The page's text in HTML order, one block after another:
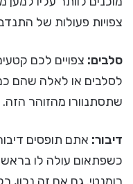
צפויות פעולות של
סלבים: צפויים לכם
לסלבים או לאלה שהם
שתסתנוורו מהזוהר הזה.
דיבור: אתם תופסים
כשפתאום עולה לו